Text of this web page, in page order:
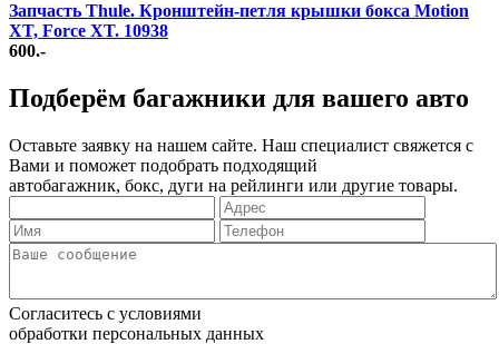
Запчасть Thule. Кронштейн-петля крышки бокса Motion
XT, Force XT. 10938
600.-
Подберём багажники для вашего авто
Оставьте заявку на нашем сайте. Наш специалист свяжется с
Вами и поможет подобрать подходящий
автобагажник, бокс, дуги на рейлинги или другие товары.
Согласитесь с условиями
обработки персональных данных